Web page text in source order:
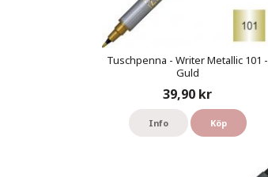
Tuschpenna - Writer Metallic 101 -
Guld
39,90 kr
Info Köp